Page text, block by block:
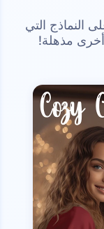
النماذج التي
مذهلة!